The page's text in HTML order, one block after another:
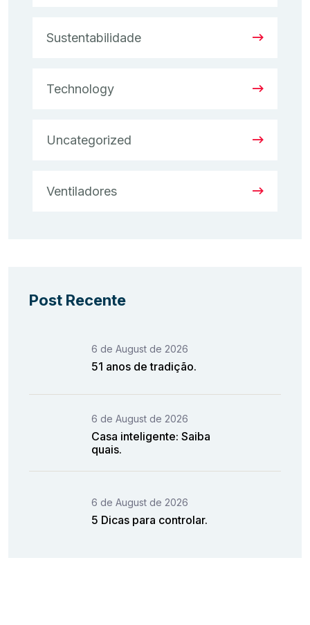
Sustentabilidade
Technology
Uncategorized
Ventiladores
Post Recente
6 de August de 2026
51 anos de tradição.
6 de August de 2026
Casa inteligente: Saiba
quais.
6 de August de 2026
5 Dicas para controlar.